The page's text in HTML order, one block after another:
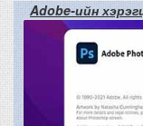
Adobe-ийн